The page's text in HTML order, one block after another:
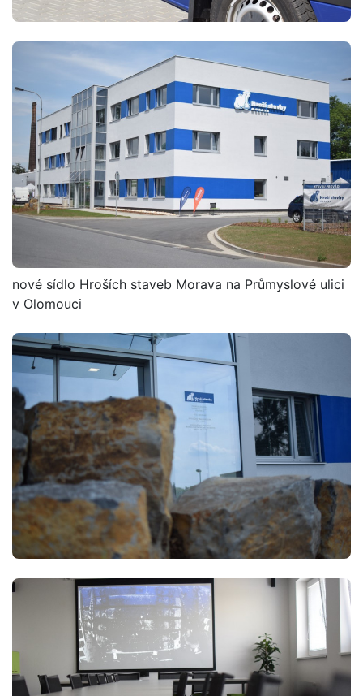
nové sídlo Hroších staveb Morava na Průmyslové ulici
v Olomouci